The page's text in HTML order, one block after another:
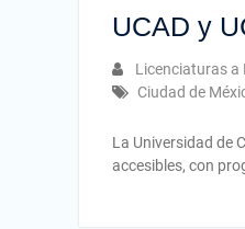
UCAD y
Licenciaturas a
Ciudad de
La Universidad de
accesibles, con